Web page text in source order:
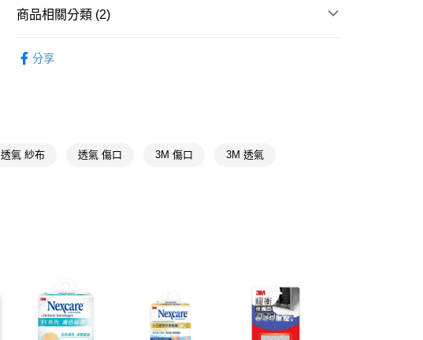
【關於「AFTEE先享後付」】
AFTEE先享後付是「在收到商品之後才付款」的支付方式。 讓您購物簡單
２．便利：只要手機號碼，簡訊認證，即可結帳。
２．訂單成立數日內，您將收到繳費通知簡訊。
３．收到繳費通知簡訊後14天內，點擊此簡訊中的連結，可透過四大超商
【注意事項】
１．透過由恩沛科技股份有限公司提供之「AFTEE先享後付」服務完成之
交易，需依本服務之必要範圍內提供個人資料，並將交易相關給付款項請
求債權轉讓予恩沛科技股份有限公司。
即享券
運送方式
付款後全家取貨
7-11取貨付款
每筆NT$65，滿NT$490(含以上)免運費
商品相關分類 (2)
分享
透氣 紗布 透氣 傷口 3M 傷口 3M 透氣